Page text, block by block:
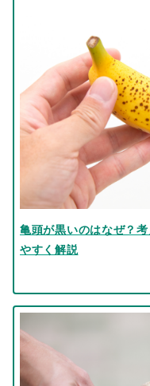
亀頭が黒いのはなぜ？
やすく解説